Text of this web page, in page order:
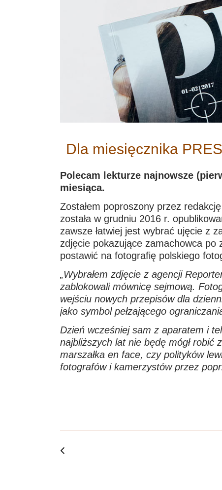
Dla miesięcznika
Polecam lekturze najnowsze
miesiąca.
Zostałem poproszony przez
została w grudniu 2016 r.
zawsze łatwiej jest wybrać ujęcie z
zdjęcie pokazujące zamachowca po
postawić na fotografię polskiego
„Wybrałem zdjęcie z agencji
zablokowali mównicę sejmową.
wejściu nowych przepisów dla
jako symbol pełzającego
Dzień wcześniej sam z aparatem i
najbliższych lat nie będę mógł robić
marszałka en face, czy polityków
fotografów i kamerzystów przez